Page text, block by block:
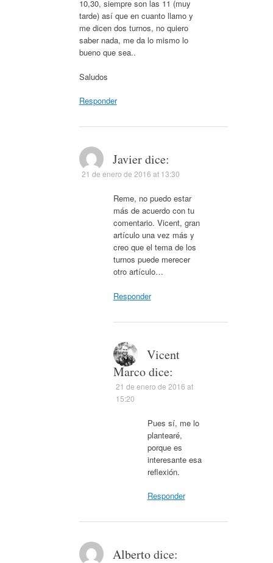
10,30, siempre son las 11 (muy
tarde) así que en cuanto llamo y
me dicen dos turnos, no quiero
saber nada, me da lo mismo lo
bueno que sea..
Saludos
Responder
Javier dice:
21 de enero de 2016 at 13:30
Reme, no puedo estar
más de acuerdo con tu
comentario. Vicent, gran
artículo una vez más y
creo que el tema de los
turnos puede merecer
otro artículo…
Responder
Vicent
Marco dice:
21 de enero de 2016 at
15:20
Pues sí, me lo
plantearé,
porque es
interesante esa
reflexión.
Responder
Alberto dice: